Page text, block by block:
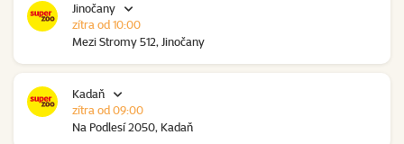
Jinočany
Mezi Stromy 512, Jinočany
zítra od 10:00
Kadaň
Na Podlesí 2050, Kadaň
zítra od 09:00